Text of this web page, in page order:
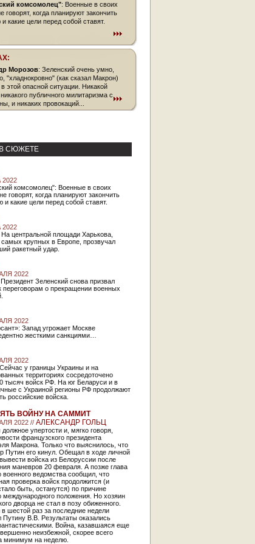
комсомолец": Военные в своих
говорят, когда планируют закончить
какие цели перед собой ставят.
Морозов: Зеленский очень умно,
"хладнокровно" (как сказал Макрон)
этой опасной ситуации. Никакой
публичного милитаризма с
и никаких провокаций...
СЮЖЕТЕ
комсомолец": Военные в своих
говорят, когда планируют закончить
и какие цели перед собой ставят.
На центральной площади Харькова,
самых крупных в Европе, прозвучал
ракетный удар.
2022
Зеленский снова призвал
переговорам о прекращении военных
2022
Запад угрожает Москве
жесткими санкциями…
2022
у границы Украины и на
территориях сосредоточено
тысяч войск РФ. На юг Беларуси и в
с Украиной регионы РФ продолжают
российские войска.
ВОЙНУ НА САММИТ
2022 // АЛЕКСАНДР ГОЛЬЦ
упертости и, мягко говоря,
французского президента
Макрона. Только что выяснилось, что
Путин его кинул. Обещал в ходе личной
войска из Белоруссии после
маневров 20 февраля. А позже глава
военного ведомства сообщил, что
проверка войск продолжится (и
быть, останутся) по причине
международного положения. Но хозяин
дворца не стал в позу обиженного.
в шестой раз за последние недели
Путину В.В. Результаты оказались
Война, казавшаяся еще
неизбежной, скорее всего
минимум на неделю.